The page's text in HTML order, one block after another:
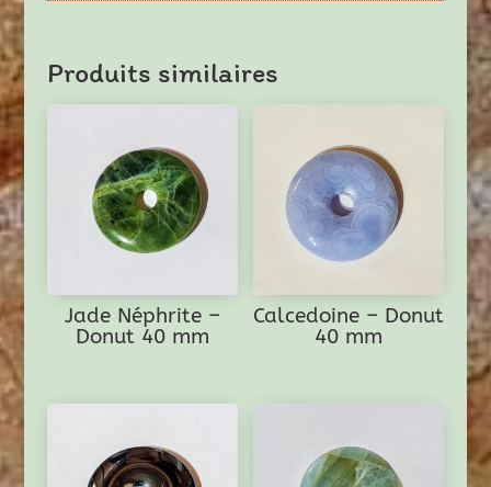
Donut
Produits similaires
Jade Néphrite –
Donut 40 mm
Calcedoine – Donut
40 mm